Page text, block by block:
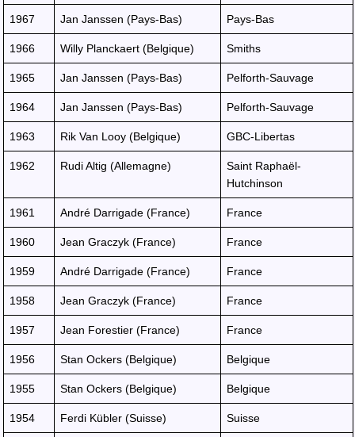
1967 Jan Janssen (Pays-Bas) Pays-Bas
1966 Willy Planckaert (Belgique) Smiths
1965 Jan Janssen (Pays-Bas) Pelforth-Sauvage
1964 Jan Janssen (Pays-Bas) Pelforth-Sauvage
1963 Rik Van Looy (Belgique) GBC-Libertas
1962 Rudi Altig (Allemagne)
Saint Raphaël-
Hutchinson
1961 André Darrigade (France) France
1960 Jean Graczyk (France) France
1959 André Darrigade (France) France
1958 Jean Graczyk (France) France
1957 Jean Forestier (France) France
1956 Stan Ockers (Belgique) Belgique
1955 Stan Ockers (Belgique) Belgique
1954 Ferdi Kübler (Suisse) Suisse